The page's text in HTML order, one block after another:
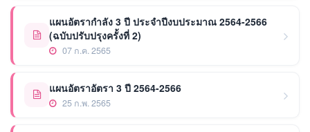
แผนอัตรากำลัง 3 ปี ประจำปีงบประมาณ 2564-2566
(ฉบับปรับปรุงครั้งที่ 2)
07 ก.ค. 2565
แผนอัตราอัตรา 3 ปี 2564-2566
25 ก.พ. 2565